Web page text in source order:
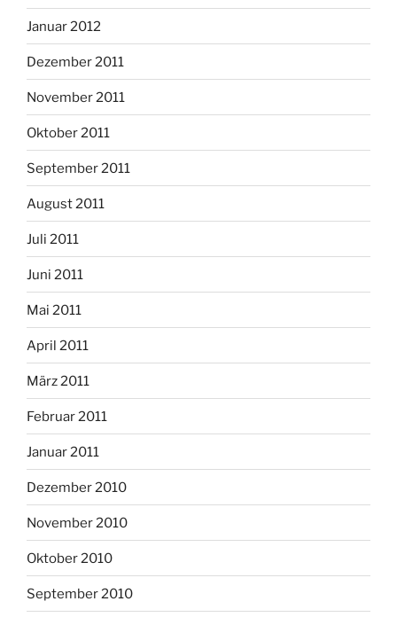
Januar 2012
Dezember 2011
November 2011
Oktober 2011
September 2011
August 2011
Juli 2011
Juni 2011
Mai 2011
April 2011
März 2011
Februar 2011
Januar 2011
Dezember 2010
November 2010
Oktober 2010
September 2010